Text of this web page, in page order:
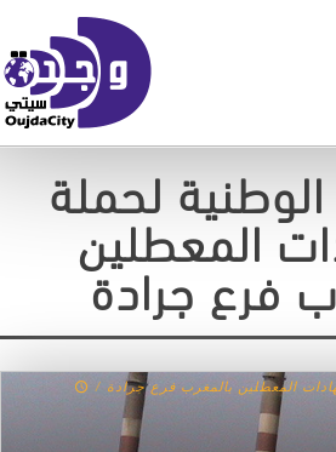
لحملة
المعطلين
فرع جرادة
المعطلين بالمغرب فرع جرادة /